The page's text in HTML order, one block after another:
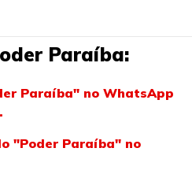
Paraíba:
Paraíba" no WhatsApp
"Poder Paraíba" no